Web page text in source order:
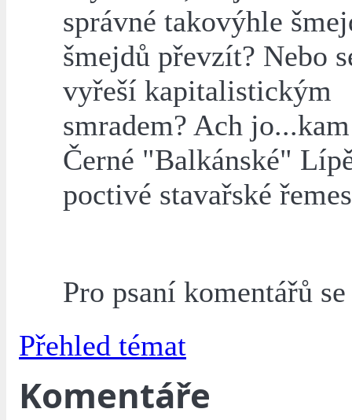
správné takovýhle
šmejdů převzít? Nebo
vyřeší kapitalistickým
smradem? Ach
Černé "Balkánské"
poctivé stavařské
Pro psaní komentářů
Přehled témat
Komentáře